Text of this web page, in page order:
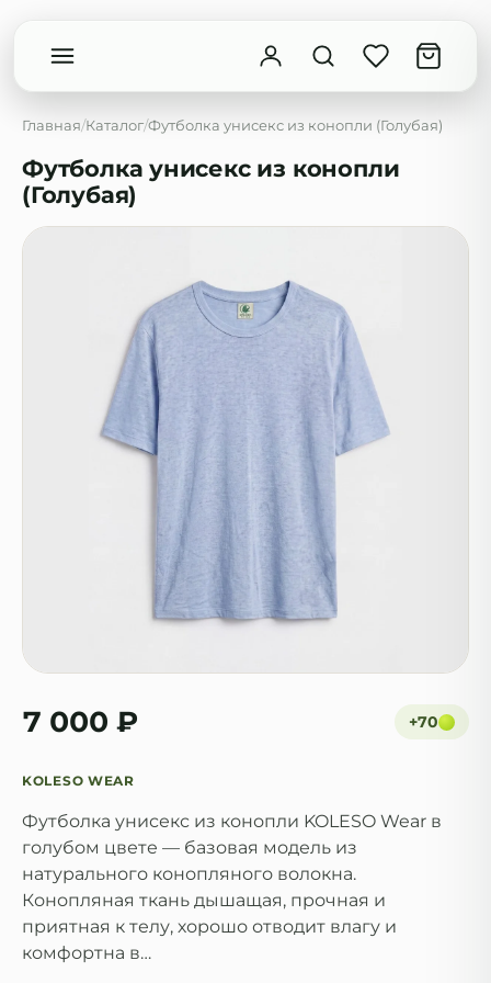
Введите минимум 2 символа
Главная/Каталог/Футболка унисекс из конопли (Голубая)
Футболка унисекс из конопли
(Голубая)
7 000 ₽ +70
KOLESO WEAR
Футболка унисекс из конопли KOLESO Wear в
голубом цвете — базовая модель из
натурального конопляного волокна.
Конопляная ткань дышащая, прочная и
приятная к телу, хорошо отводит влагу и
комфортна в…